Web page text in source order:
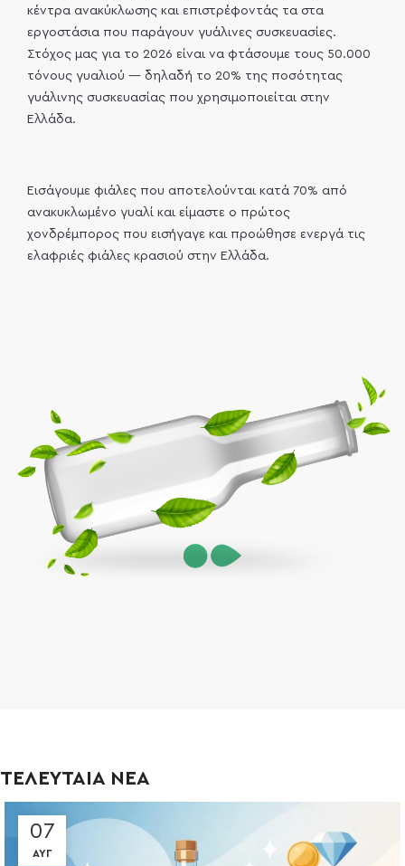
κέντρα ανακύκλωσης και επιστρέφοντάς τα στα
εργοστάσια που παράγουν γυάλινες συσκευασίες.
Στόχος μας για το 2026 είναι να φτάσουμε τους 50.000
τόνους γυαλιού — δηλαδή το 20% της ποσότητας
γυάλινης συσκευασίας που χρησιμοποιείται στην
Ελλάδα.
Εισάγουμε φιάλες που αποτελούνται κατά 70% από
ανακυκλωμένο γυαλί και είμαστε ο πρώτος
χονδρέμπορος που εισήγαγε και προώθησε ενεργά τις
ελαφριές φιάλες κρασιού στην Ελλάδα.
ΤΕΛΕΥΤΑΙΑ ΝΕΑ
07
ΑΥΓ